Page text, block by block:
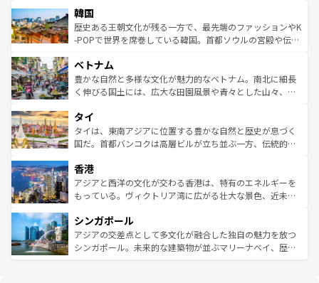
はコンテンツ一覧
いる。アクティビティも充実しており、サーフィンやダイ
ビング、ハイキングなど、アウトドア好きにはたまらな
い。オーストラリアの多彩な魅力を存分に味わいつくそ
参照してほしい。
ン）、静ひつな山岳地帯である台湾東部など、都市の喧騒
と山間の静けさが共存しており、訪れる人に新しい発見と
驚きをもたらしてくれる。また、奥深い台湾の食文化も魅
容にもいいと評判のスイーツなど、バラエティ豊かな料理
が味わえる。 なお、新着の台湾情報は コンテンツ一覧を参
照してほしい。
韓国
歴史ある王朝文化が残る一方で、最先端のファッションやK
-POPで世界を席巻している韓国。首都ソウルの宮殿や伝統
き、地方に足を延ばせば四季折々の自然美を楽しむことが
できる。そして、キムチや焼肉、絶品のストリートフード
まで、さまざまな韓国料理が待っている。夜には、韓国な
リティに包まれながら、韓国の多彩な魅力を心ゆくまで味
わってみてほしい。 なお、新着の韓国情報はコンテンツ一
覧を参照してほしい。
ベトナム
豊かな自然と多様な文化が魅力的なベトナム。南北に細長
く伸びる国土には、広大な田園風景や青々とした山々、世
急速な発展と共に伝統が息づく。ハノイの古い町並みやホ
ーチミン市のフランス統治時代の建物も、独特の雰囲気を
醸し出している。また、バラエティの豊かさとおいしさで
とつ。フォーやバインミー、ベトナムコーヒーなどは、ぜ
ひ現地で味わいたい。どの地域を訪れてもあたたかい人々
が旅行者を迎えてくれるので、きっと忘れられない旅にな
参照してほしい。
タイ
タイは、東南アジアに位置する豊かな自然と歴史が息づく
国だ。首都バンコクは高層ビルが立ち並ぶ一方、伝統的な
の活気が交差している。北部ではチェンマイなどの山岳地
帯で自然と触れ合い、南部ではプーケットやクラビの美し
いビーチでリゾート気分を楽しむことができる。タイ料理
激する。気候は一年中温暖で、どの季節にも異なる楽しみ
が待っている。親しみやすいタイの人々、仏教を中心とし
た文化、そして多様な観光資源が、訪れる旅人を魅了し続
香港
アジアと西洋の文化が交わる香港は、特有のエネルギーを
もっている。ヴィクトリア湾に広がる壮大な景色、近未来
み、どこを訪れても感動するはず。観光スポットが密集し
ており、効率よく見どころを回れるのも魅力。息をのむよ
うな絶景から文化的な体験まで、香港を存分に楽しみ尽く
シンガポール
アジアの交差点として多文化が融合した独自の魅力を放つ
シンガポール。未来的な建築物が並ぶマリーナベイ、歴史